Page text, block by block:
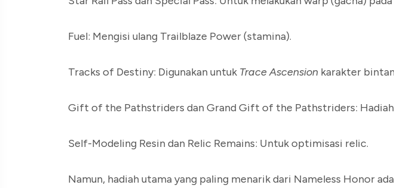
Fuel: Mengisi ulang Trailblaze Power (stamina).
Tracks of Destiny: Digunakan untuk Trace Ascension karakter
Gift of the Pathstriders dan Grand Gift of the Pathstriders: Hadiah
Self-Modeling Resin dan Relic Remains: Untuk optimisasi relic.
Namun, hadiah utama yang paling menarik dari Nameless Honor